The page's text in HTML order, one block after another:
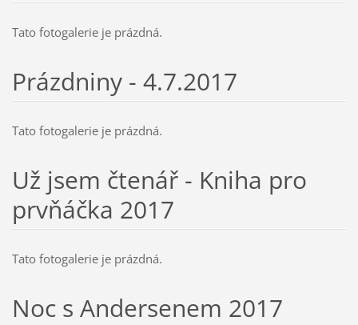
Tato fotogalerie je prázdná.
Prázdniny - 4.7.2017
Tato fotogalerie je prázdná.
Už jsem čtenář - Kniha pro
prvňáčka 2017
Tato fotogalerie je prázdná.
Noc s Andersenem 2017